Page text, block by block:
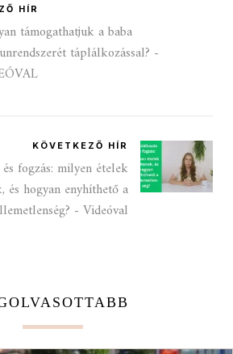
HÍR
támogathatjuk a baba
táplálkozással? -
KÖVETKEZŐ HÍR
fogzás: milyen ételek
és hogyan enyhíthető a
- Videóval